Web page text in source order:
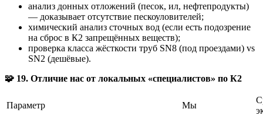
анализ донных отложений (песок, ил, нефтепродукты)
— доказывает отсутствие пескоуловителей;
химический анализ сточных вод (если есть подозрение
на сброс в К2 запрещённых веществ);
проверка класса жёсткости труб SN8 (под проездами) vs
SN2 (дешёвые).
🧩 19. Отличие нас от локальных «специалистов» по К2
Параметр Мы